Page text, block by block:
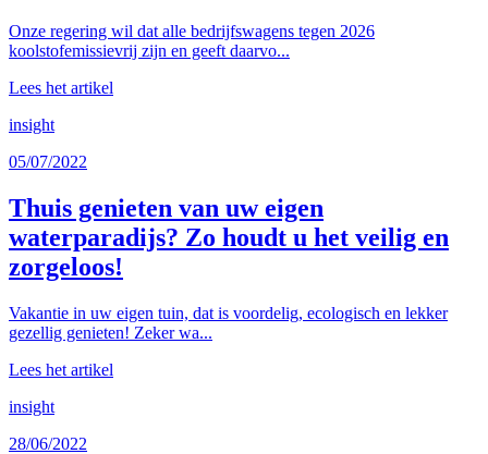
Onze regering wil dat alle bedrijfswagens tegen 2026
koolstofemissievrij zijn en geeft daarvo...
Lees het artikel
insight
05/07/2022
Thuis genieten van uw eigen
waterparadijs? Zo houdt u het veilig en
zorgeloos!
Vakantie in uw eigen tuin, dat is voordelig, ecologisch en lekker
gezellig genieten! Zeker wa...
Lees het artikel
insight
28/06/2022